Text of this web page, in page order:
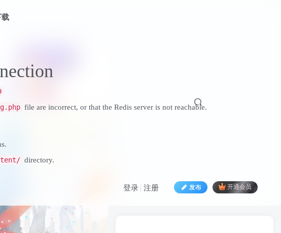
载
file are incorrect, or that the Redis server is not reachable.
.
directory.
发布 开通会员
登录 注册 登录 注册